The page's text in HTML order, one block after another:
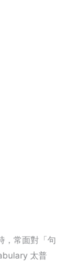
，常面對「句
太普